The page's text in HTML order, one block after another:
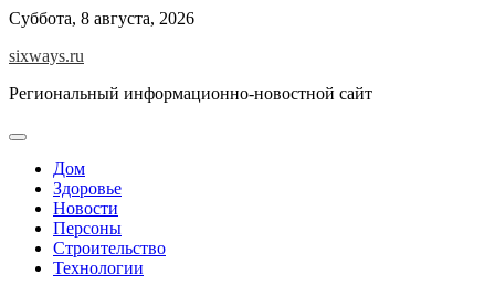
Перейти
содержимому
Суббота, 8 августа, 2026
sixways.ru
Региональный информационно-новостной сайт
Дом
Здоровье
Новости
Персоны
Строительство
Технологии